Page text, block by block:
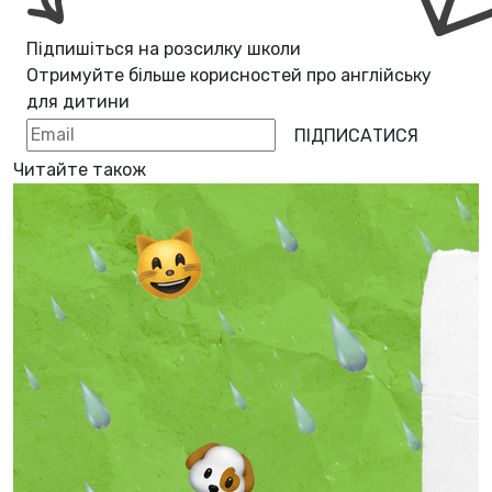
Підпишіться на розсилку школи
Отримуйте більше корисностей про англійську
для дитини
ПІДПИСАТИСЯ
Читайте також